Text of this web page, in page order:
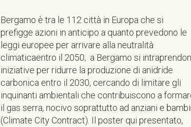
Bergamo è tra le 112 città in Europa che si
prefigge azioni in anticipo a quanto prevedono le
leggi europee per arrivare alla neutralità
climaticaentro il 2050; a Bergamo si
iniziative per ridurre la produzione di anidride
carbonica entro il 2030, cercando di limitare gli
inquinanti ambientali che contribuiscono a
il gas serra, nocivo soprattutto ad anziani e
(Climate City Contract). Il poster qui presentato,